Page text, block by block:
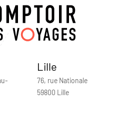
Lille
76, rue Nationale
59800 Lille